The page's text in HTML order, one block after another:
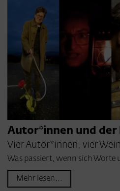
Autor*innen und der
Vier Autor*innen, vier
Was passiert, wenn sich Worte
Mehr lesen...